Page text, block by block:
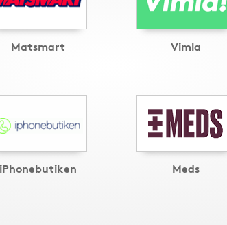
Matsmart Vimla
iPhonebutiken Meds